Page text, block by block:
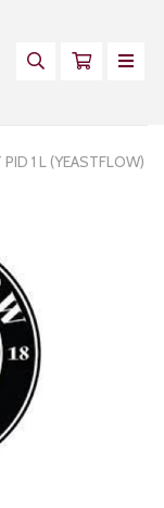
1 L (YEASTFLOW)